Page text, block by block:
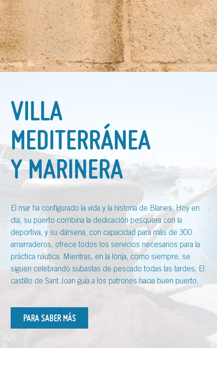
VILLA
MEDITERRÁNEA
Y MARINERA
El mar ha configurado la vida y la historia de Blanes. Hoy en
día, su puerto combina la dedicación pesquera con la
deportiva, y su dársena, con capacidad para más de 300
amarraderos, ofrece todos los servicios necesarios para la
práctica náutica. Mientras, en la lonja, como siempre, se
siguen celebrando subastas de pescado todas las tardes. El
castillo de Sant Joan guía a los patrones hacia buen puerto.
PARA SABER MÁS